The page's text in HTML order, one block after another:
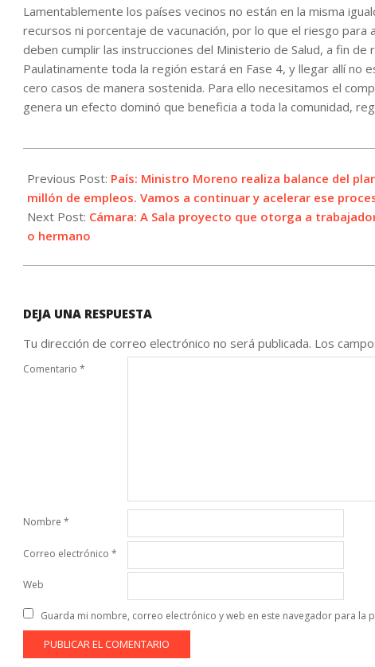
Lamentablemente los países vecinos no están en la misma
recursos ni porcentaje de vacunación, por lo que el riesgo
deben cumplir las instrucciones del Ministerio de Salud, a fin
Paulatinamente toda la región estará en Fase 4, y llegar allí no
cero casos de manera sostenida. Para ello necesitamos el
genera un efecto dominó que beneficia a toda la comunidad,
07-
28
Previous Post: País: Ministro Moreno realiza balance del
millón de empleos. Vamos a continuar y acelerar ese
Next Post: Cámara: A Sala proyecto que otorga a
o hermano
DEJA UNA RESPUESTA
Tu dirección de correo electrónico no será publicada. Los
Comentario *
Nombre *
Correo electrónico *
Web
Guarda mi nombre, correo electrónico y web en este navegador para la